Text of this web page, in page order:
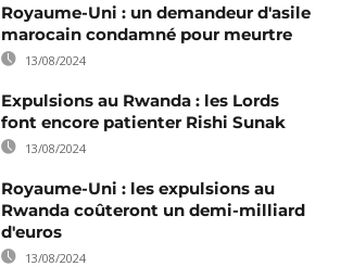
Royaume-Uni : un demandeur d'asile
marocain condamné pour meurtre
13/08/2024
Expulsions au Rwanda : les Lords
font encore patienter Rishi Sunak
13/08/2024
Royaume-Uni : les expulsions au
Rwanda coûteront un demi-milliard
d'euros
13/08/2024